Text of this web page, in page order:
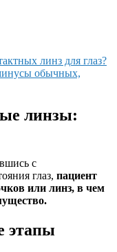
линз для глаз?
обычных,
линзы:
с
глаз, пациент
или линз, в чем
этапы